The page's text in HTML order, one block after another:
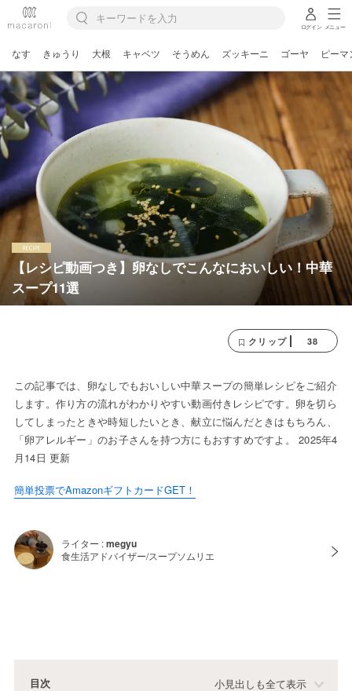
ログイン メニュー
なす きゅうり 大根 キャベツ そうめん ズッキーニ ゴーヤ ピーマ
【レシピ動画つき】卵なしでこんなにおいしい！中華
スープ11選
クリップ 38
この記事では、卵なしでもおいしい中華スープの簡単レシピをご紹介
します。作り方の流れがわかりやすい動画付きレシピです。卵を切ら
してしまったときや時短したいとき、献立に悩んだときはもちろん、
「卵アレルギー」のお子さんを持つ方にもおすすめですよ。 2025年4
月14日 更新
簡単投票でAmazonギフトカードGET！
ライター :megyu
食生活アドバイザー/スープソムリエ
目次 小見出しも全て表示